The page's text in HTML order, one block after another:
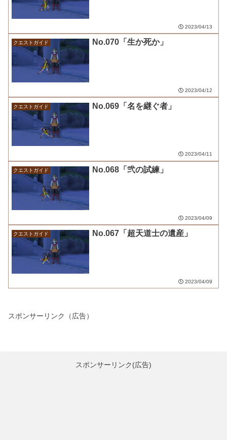
2023/04/13
クエストガイド No.070「生か死か」
2023/04/12
クエストガイド No.069「名を継ぐ者」
2023/04/11
クエストガイド No.068「弐の試練」
2023/04/09
クエストガイド No.067「超天道士の遺産」
2023/04/09
スポンサーリンク（広告）
スポンサーリンク(広告)